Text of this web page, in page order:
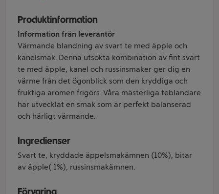
Produktinformation
Information från leverantör
Värmande blandning av svart te med äpple och
kanelsmak. Denna utsökta kombination av fint svart
te med äpple, kanel och russinsmaker ger dig en
värme från det ögonblick som den kryddiga och
fruktiga aromen frigörs. Våra mästerliga teblandare
har utvecklat en smak som är perfekt balanserad
och härligt värmande.
Ingredienser
Svart te, kryddade äppelsmakämnen (10%), bitar
av äpple( 1%), russinsmakämnen.
Förvaring